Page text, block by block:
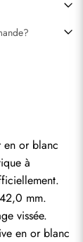
en or blanc
à
mm.
vissée.
en or blanc